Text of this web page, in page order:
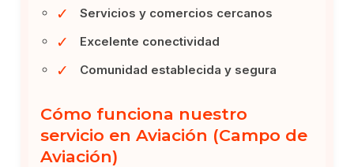
✓ Servicios y comercios cercanos
✓ Excelente conectividad
✓ Comunidad establecida y segura
Cómo funciona nuestro
servicio en Aviación (Campo de
Aviación)